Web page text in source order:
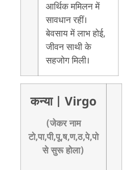
आर्थिक ममिलन में
सावधान रहीं।
बेवसाय में लाभ होई,
जीवन साथी के
सहजोग मिली।
कन्या | Virgo
(जेकर नाम
टो,पा,पी,पू,ष,ण,ठ,पे,पो
से सुरू होला)